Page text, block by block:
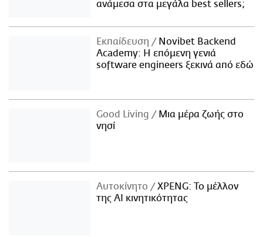
ανάμεσα στα μεγάλα best sellers;
Εκπαίδευση
Novibet Backend
Academy: Η επόμενη γενιά
software engineers ξεκινά από εδώ
Good Living
Μια μέρα ζωής στο
νησί
Αυτοκίνητο
XPENG: Το μέλλον
της AI κινητικότητας